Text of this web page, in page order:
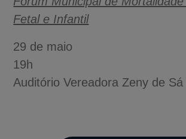
Fetal e Infantil
29 de maio
19h
Auditório Vereadora Zeny de